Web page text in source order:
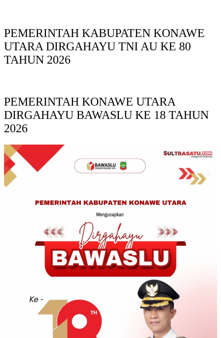
PEMERINTAH KABUPATEN KONAWE
UTARA DIRGAHAYU TNI AU KE 80
TAHUN 2026
PEMERINTAH KONAWE UTARA
DIRGAHAYU BAWASLU KE 18 TAHUN
2026